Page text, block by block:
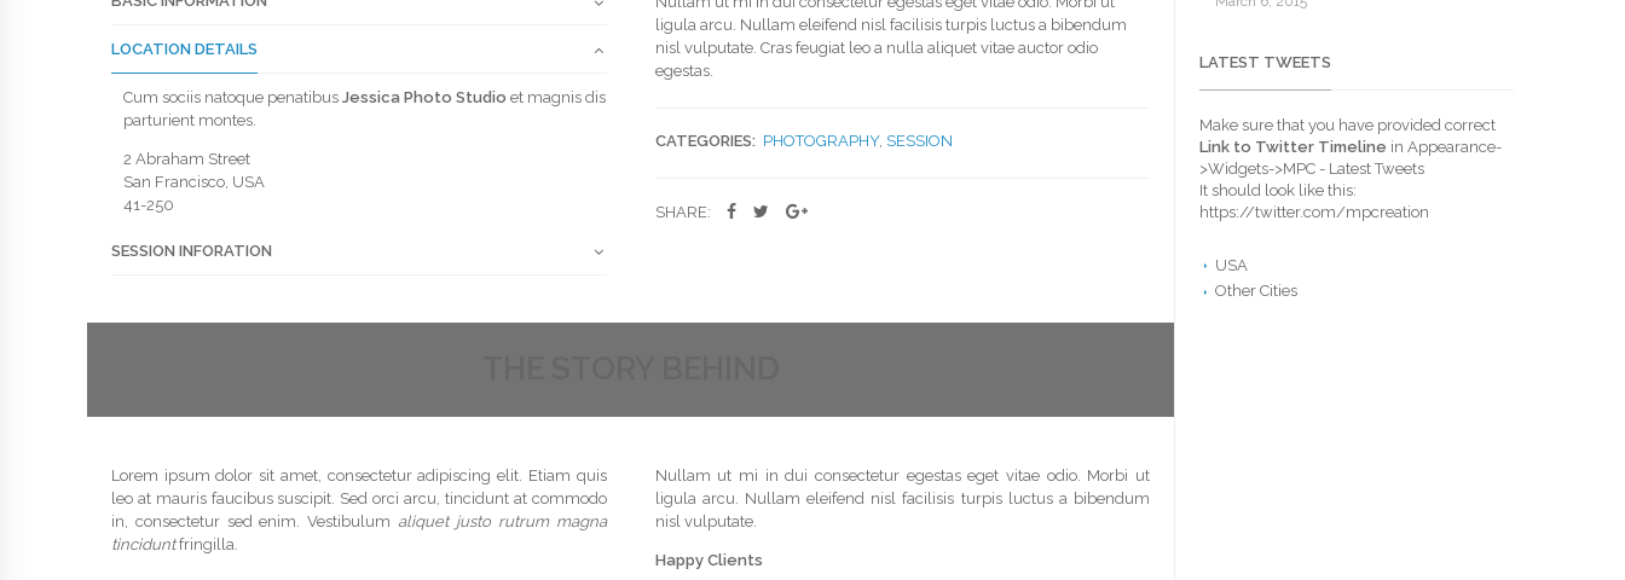
LATEST TWEETS
Make sure that you have provided correct
Link to Twitter Timeline in Appearance-
>Widgets->MPC - Latest Tweets
It should look like this:
https://twitter.com/mpcreation
USA
Other Cities
LOCATION DETAILS
Cum sociis natoque penatibus Jessica Photo Studio et magnis dis
parturient montes.
2 Abraham Street
San Francisco, USA
41-250
SESSION INFORATION
ligula arcu. Nullam eleifend nisl facilisis turpis luctus a bibendum
nisl vulputate. Cras feugiat leo a nulla aliquet vitae auctor odio
egestas.
CATEGORIES: PHOTOGRAPHY, SESSION
SHARE:
Lorem ipsum dolor sit amet, consectetur adipiscing elit. Etiam quis
leo at mauris faucibus suscipit. Sed orci arcu, tincidunt at commodo
in, consectetur sed enim. Vestibulum aliquet justo rutrum magna
tinciduntfringilla.
Nullam ut mi in dui consectetur egestas eget vitae odio. Morbi ut
ligula arcu. Nullam eleifend nisl facilisis turpis luctus a bibendum
nisl vulputate.
Happy Clients